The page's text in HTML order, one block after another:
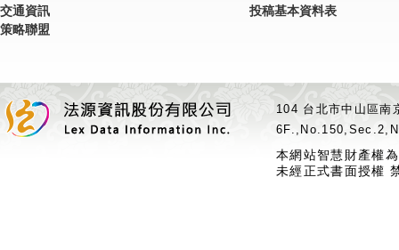
交通資訊
策略聯盟
投稿基本資料表
104 台北市中山區
本網站智慧財產權
未經正式書面授權